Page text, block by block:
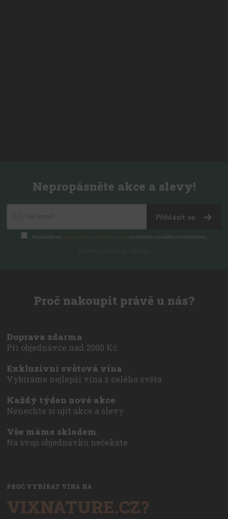
Nepropásněte akce a slevy!
Přihlásit se
Souhlasím se zpracováním osobních údajů za účelem rozesílky newsletteru.
Proč nakoupit právě u nás?
Doprava zdarma
Při objednávce nad 2000 Kč
Exkluzivní světová vína
Vybíráme nejlepší vína z celého světa
Každý týden nové akce
Nenechte si ujít akce a slevy
Vše máme skladem
Na svoji objednávku nečekáte
PROČ VYBÍRAT VÍNA NA
VIXNATURE.CZ?